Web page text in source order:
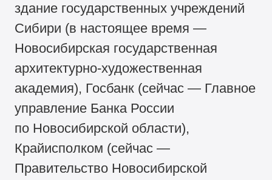
здание государственных учреждений
Сибири (в настоящее время —
Новосибирская государственная
архитектурно-художественная
академия), Госбанк (сейчас — Главное
управление Банка России
по Новосибирской области),
Крайисполком (сейчас —
Правительство Новосибирской